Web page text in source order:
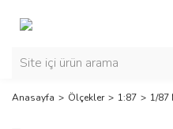
Anasayfa Ölçekler 1:87 1/87